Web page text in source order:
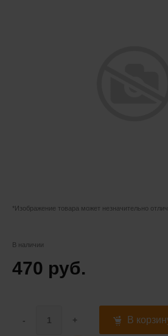
*Изображение товара может незначительно
В наличии
470 руб.
- + В